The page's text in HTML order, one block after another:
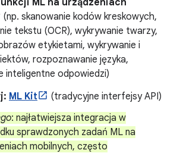
ML na urządzeniach
(np. skanowanie kodów kreskowych,
tekstu (OCR), wykrywanie twarzy,
etykietami, wykrywanie i
rozpoznawanie języka,
inteligentne odpowiedzi)
ML Kit
(tradycyjne interfejsy API)
: najłatwiejsza integracja w
sprawdzonych zadań ML na
mobilnych, często